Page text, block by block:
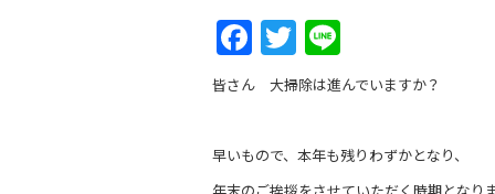
Facebook
Twitter
皆さん 大掃除は進んでいますか？
早いもので、本年も残りわずかとなり、